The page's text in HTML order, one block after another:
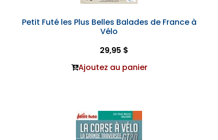
Petit Futé les Plus Belles Balades de France à
Vélo
29,95 $
Ajoutez au panier